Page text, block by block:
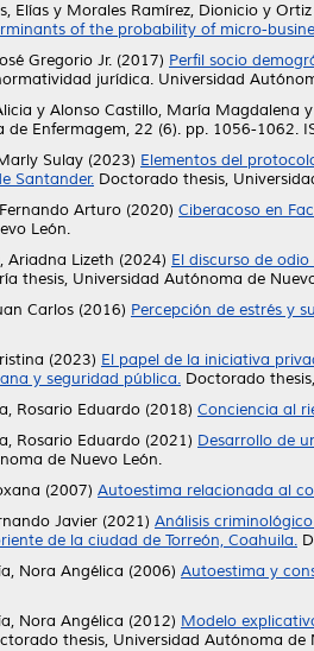
Elías y Morales Ramírez, Dionicio y Ortiz
of the probability of micro-
Gregorio Jr. (2017) Perfil socio
jurídica. Universidad
y Alonso Castillo, María Magdalena y
de Enfermagem, 22 (6). pp. 1056-1062.
Sulay (2023) Elementos del
Santander. Doctorado thesis,
Arturo (2020) Ciberacoso en
León.
Ariadna Lizeth (2024) El discurso de
thesis, Universidad Autónoma de
Carlos (2016) Percepción de estrés y
(2023) El papel de la iniciativa
y seguridad pública. Doctorado
Rosario Eduardo (2018) Conciencia al
Rosario Eduardo (2021) Desarrollo de
de Nuevo León.
(2007) Autoestima relacionada al
Javier (2021) Análisis
de la ciudad de Torreón, Coahuila.
Nora Angélica (2006) Autoestima y
Nora Angélica (2012) Modelo
thesis, Universidad Autónoma de